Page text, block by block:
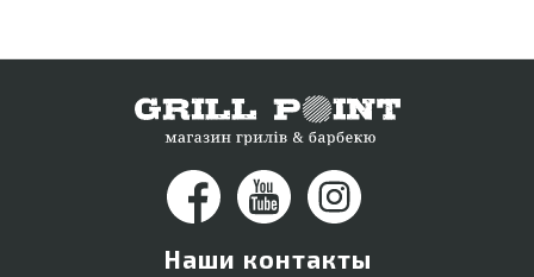
Наши контакты